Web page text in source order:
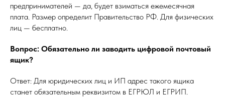
предпринимателей — да, будет взиматься ежемесячная
плата. Размер определит Правительство РФ. Для физических
лиц — бесплатно.
Вопрос: Обязательно ли заводить цифровой почтовый
ящик?
Ответ: Для юридических лиц и ИП адрес такого ящика
станет обязательным реквизитом в ЕГРЮЛ и ЕГРИП.